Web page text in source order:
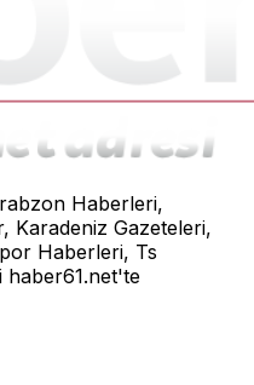
Haberleri,
Karadeniz Gazeteleri,
Haberleri, Ts
haber61.net'te